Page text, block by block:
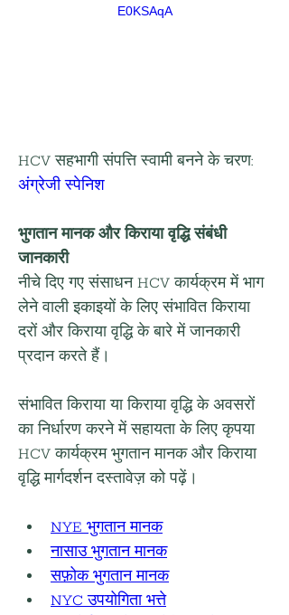
E0KSAqA
HCV सहभागी संपत्ति स्वामी बनने के चरण:
अंग्रेजी स्पेनिश
भुगतान मानक और किराया वृद्धि संबंधी
जानकारी
नीचे दिए गए संसाधन HCV कार्यक्रम में भाग
लेने वाली इकाइयों के लिए संभावित किराया
दरों और किराया वृद्धि के बारे में जानकारी
प्रदान करते हैं।
संभावित किराया या किराया वृद्धि के अवसरों
का निर्धारण करने में सहायता के लिए कृपया
HCV कार्यक्रम भुगतान मानक और किराया
वृद्धि मार्गदर्शन दस्तावेज़ को पढ़ें।
NYE भुगतान मानक
नासाउ भुगतान मानक
सफ़ोक भुगतान मानक
NYC उपयोगिता भत्ते